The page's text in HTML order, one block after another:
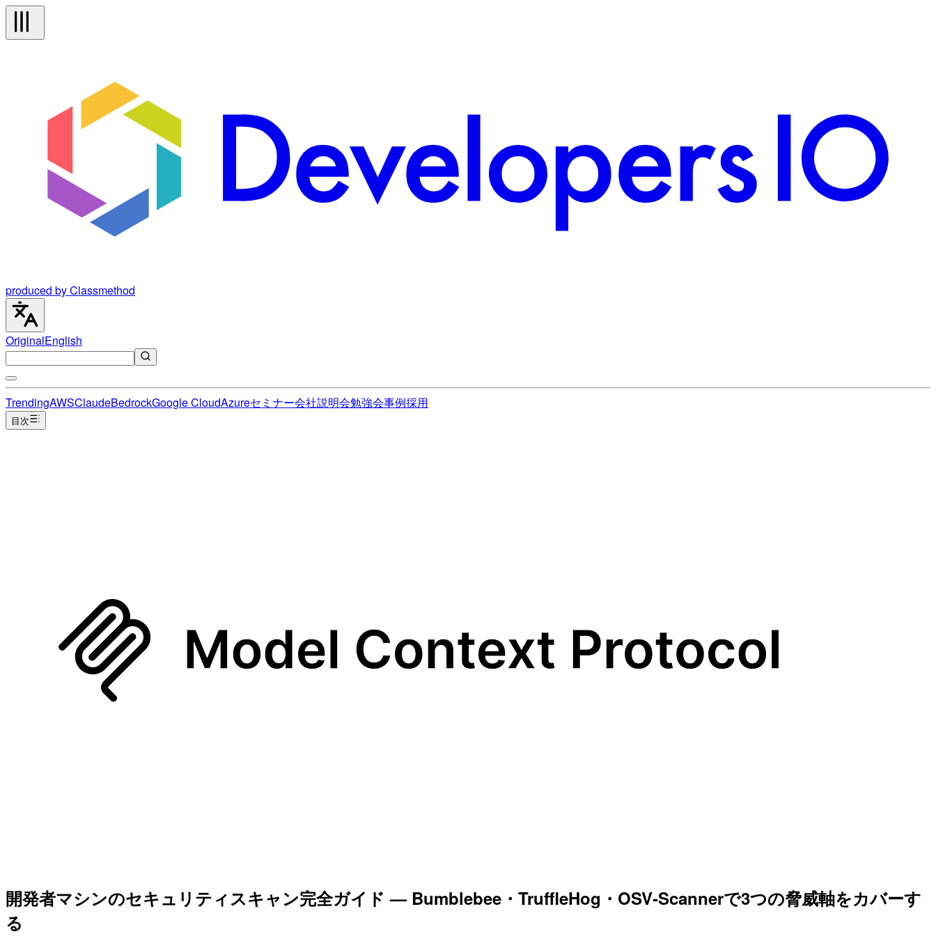
produced by Classmethod
OriginalEnglish
TrendingAWSClaudeBedrockGoogle CloudAzureセミナー会社説明会勉強会事例採用
目次
開発者マシンのセキュリティスキャン完全ガイド — Bumblebee・TruffleHog・OSV-Scannerで3つの脅威軸をカバーす
る